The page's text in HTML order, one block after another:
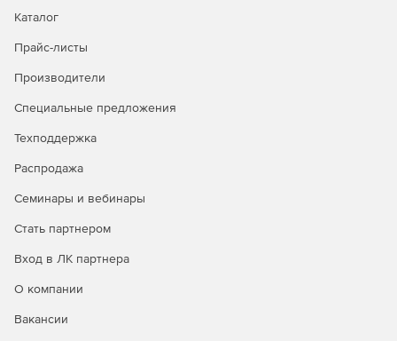
Каталог
Прайс-листы
Производители
Специальные предложения
Техподдержка
Распродажа
Семинары и вебинары
Стать партнером
Вход в ЛК партнера
О компании
Вакансии